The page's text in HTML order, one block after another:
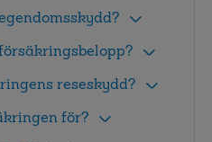
reseskydd?
för?